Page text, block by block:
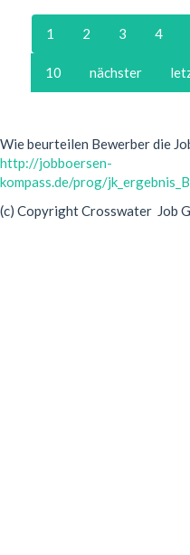
1 2 3 4
10 nächster
Wie beurteilen Bewerber die
http://jobboersen-
kompass.de/prog/
(c) Copyright Crosswater Job